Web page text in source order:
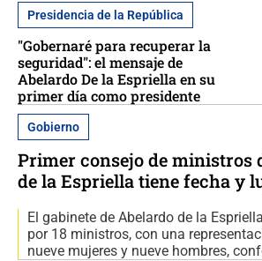
Presidencia de la República
"Gobernaré para recuperar la
seguridad": el mensaje de
Abelardo De la Espriella en su
primer día como presidente
Gobierno
Primer consejo de ministros
de la Espriella tiene fecha y
El gabinete de Abelardo de la
por 18 ministros, con una
nueve mujeres y nueve hombres,